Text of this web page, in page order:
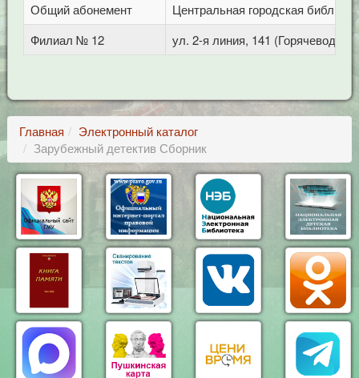
Общий абонемент
Центральная городская
Филиал № 12
ул. 2-я линия, 141 (Горячеводск)
Главная
Электронный каталог
Зарубежный детектив Сборник